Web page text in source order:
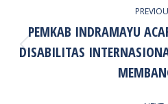
PEMKAB INDRAMAYU
DISABILITAS